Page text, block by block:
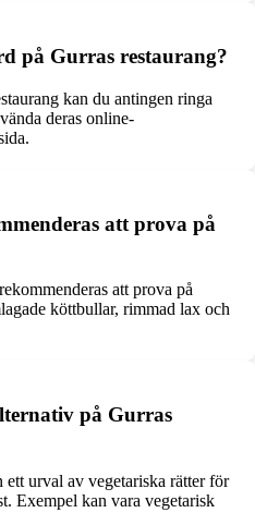
på Gurras restaurang?
kan du antingen ringa
deras online-
att prova på
att prova på
köttbullar, rimmad lax och
på Gurras
ett urval av vegetariska rätter för
Exempel kan vara vegetarisk